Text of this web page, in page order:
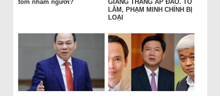
tóm nhầm người?
GIANG THẮNG ÁP ĐẢO. TÔ
LÂM, PHẠM MINH CHÍNH BỊ
LOẠI